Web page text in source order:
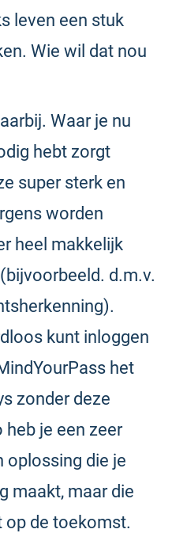
leven een stuk
Wie wil dat nou
Waar je nu
hebt zorgt
super sterk en
worden
heel makkelijk
d.m.v.
kunt inloggen
het
zonder deze
heb je een zeer
oplossing die je
maakt, maar die
op de toekomst.